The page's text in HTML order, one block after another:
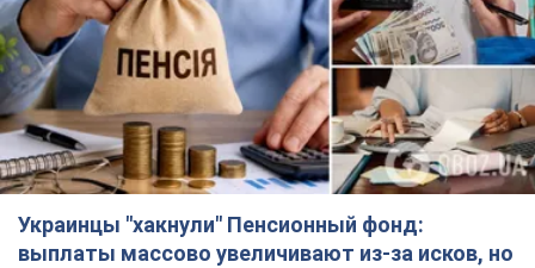
Украинцы "хакнули" Пенсионный фонд:
выплаты массово увеличивают из-за исков, но